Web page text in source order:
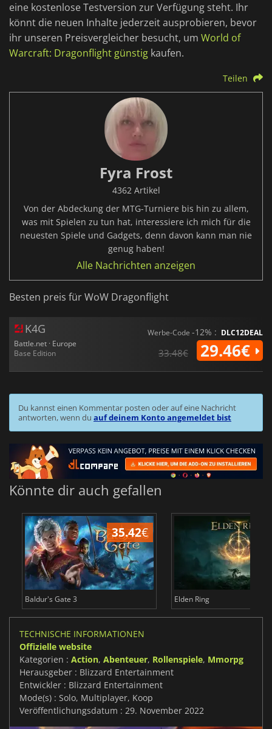
eine kostenlose Testversion zur Verfügung steht. Ihr
könnt die neuen Inhalte jederzeit ausprobieren, bevor
ihr unseren Preisvergleicher besucht, um World of
Warcraft: Dragonflight günstig kaufen.
Teilen
Fyra Frost
4362 Artikel
Von der Abdeckung der MTG-Turniere bis hin zu allem,
was mit Spielen zu tun hat, interessiere ich mich für die
neuesten Spiele und Gadgets, denn davon kann man nie
genug haben!
Alle Nachrichten anzeigen
Besten preis für WoW Dragonflight
K4G
Battle.net · Europe
Base Edition
Werbe-Code -12% : DLC12DEAL
33.48€ 29.46€
Du kannst einen Kommentar posten oder auf eine Nachricht
antworten, wenn du auf deinem Konto angemeldet bist
Könnte dir auch gefallen
35.42€
Baldur's Gate 3 Elden Ring
TECHNISCHE INFORMATIONEN
Offizielle website
Kategorien : Action, Abenteuer, Rollenspiele, Mmorpg
Herausgeber : Blizzard Entertainment
Entwickler : Blizzard Entertainment
Mode(s) : Solo, Multiplayer, Koop
Veröffentlichungsdatum : 29. November 2022